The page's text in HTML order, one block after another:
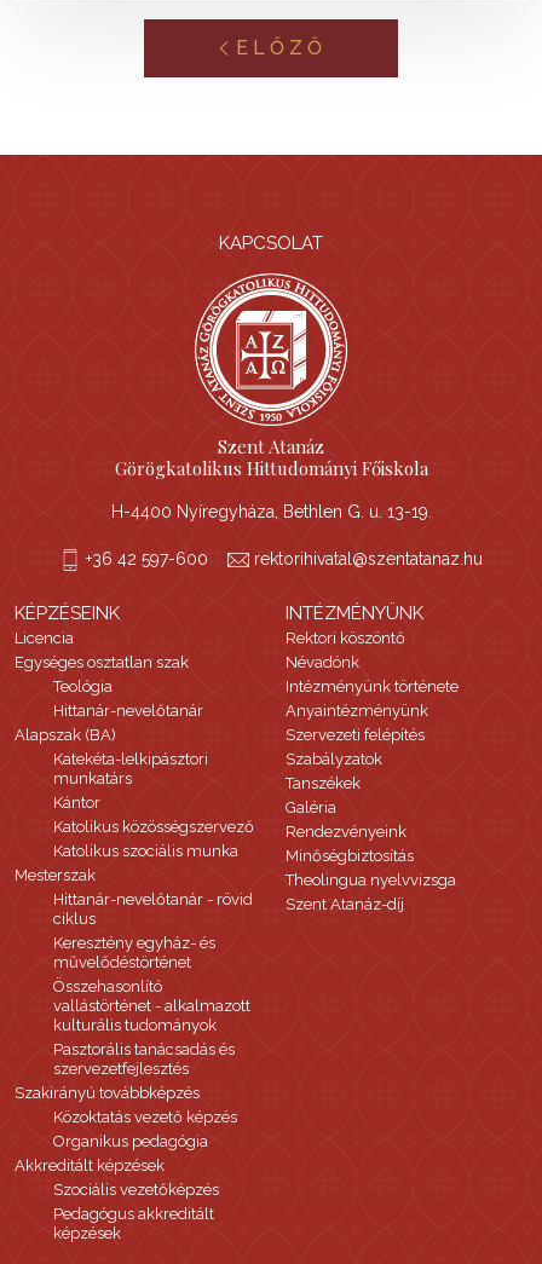
ELŐZŐ
KAPCSOLAT
Szent Atanáz
Görögkatolikus Hittudományi Főiskola
H-4400 Nyíregyháza, Bethlen G. u. 13-19.
+36 42 597-600 rektorihivatal@szentatanaz.hu
KÉPZÉSEINK
Licencia
Egységes osztatlan szak
Teológia
Hittanár-nevelőtanár
Alapszak (BA)
Katekéta-lelkipásztori
munkatárs
Kántor
Katolikus közösségszervező
Katolikus szociális munka
Mesterszak
Hittanár-nevelőtanár - rövid
ciklus
Keresztény egyház- és
művelődéstörténet
Összehasonlító
vallástörténet - alkalmazott
kulturális tudományok
Pasztorális tanácsadás és
szervezetfejlesztés
Szakirányú továbbképzés
Közoktatás vezető képzés
Organikus pedagógia
Akkreditált képzések
Szociális vezetőképzés
Pedagógus akkreditált
képzések
INTÉZMÉNYÜNK
Rektori köszöntő
Névadónk
Intézményünk története
Anyaintézményünk
Szervezeti felépítés
Szabályzatok
Tanszékek
Galéria
Rendezvényeink
Minőségbiztosítás
Theolingua nyelvvizsga
Szent Atanáz-díj